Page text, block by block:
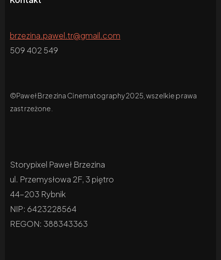
brzezina.pawel.tr@gmail.com
509 402 549
©Paweł Brzezina Cinematography 2025, wszelkie prawa
zastrzeżone.
Storypixel Paweł Brzezina
ul. Przemysłowa 2F, 3 piętro
44-203 Rybnik
NIP: 6423228564
REGON: 388343363